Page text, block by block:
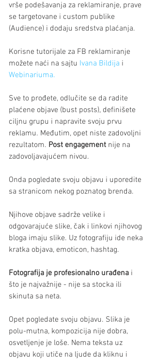
vrše podešavanja za reklamiranje, prave
se targetovane i custom publike
(Audience) i dodaju sredstva plaćanja.
Korisne tutorijale za FB reklamiranje
možete naći na sajtu Ivana Bildija i
Webinariuma.
Sve to prođete, odlučite se da radite
plaćene objave (bust posts), definišete
ciljnu grupu i napravite svoju prvu
reklamu. Međutim, opet niste zadovoljni
rezultatom. Post engagement nije na
zadovoljavajućem nivou.
Onda pogledate svoju objavu i uporedite
sa stranicom nekog poznatog brenda.
Njihove objave sadrže velike i
odgovarajuće slike, čak i linkovi njihovog
bloga imaju slike. Uz fotografiju ide neka
kratka objava, emoticon, hashtag.
Fotografija je profesionalno urađena i
što je najvažnije - nije sa stocka ili
skinuta sa neta.
Opet pogledate svoju objavu. Slika je
polu-mutna, kompozicija nije dobra,
osvetljenje je loše. Nema teksta uz
objavu koji utiče na ljude da kliknu i